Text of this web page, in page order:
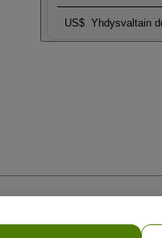
US$ Yhdysvaltain